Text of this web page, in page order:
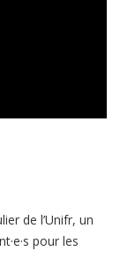
de l’Unifr, un
pour les